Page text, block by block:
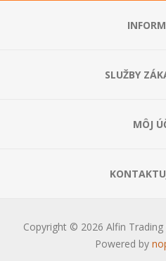
SLUŽBY
MÔJ
Copyright © 2026 Alfin Trading
Powered by